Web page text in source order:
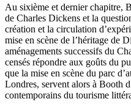
Au sixième et dernier chapitre,
de Charles Dickens et la
création et la circulation
mise en scène de l’héritage de
aménagements successifs du
censés répondre aux goûts du
que la mise en scène du parc
Londres, servent alors à Booth
contemporains du tourisme